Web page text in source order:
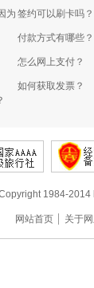
为 签约可以刷卡吗？
付款方式有哪些？
怎么网上支付？
如何获取发票？
1984-2014
网站首页 关于